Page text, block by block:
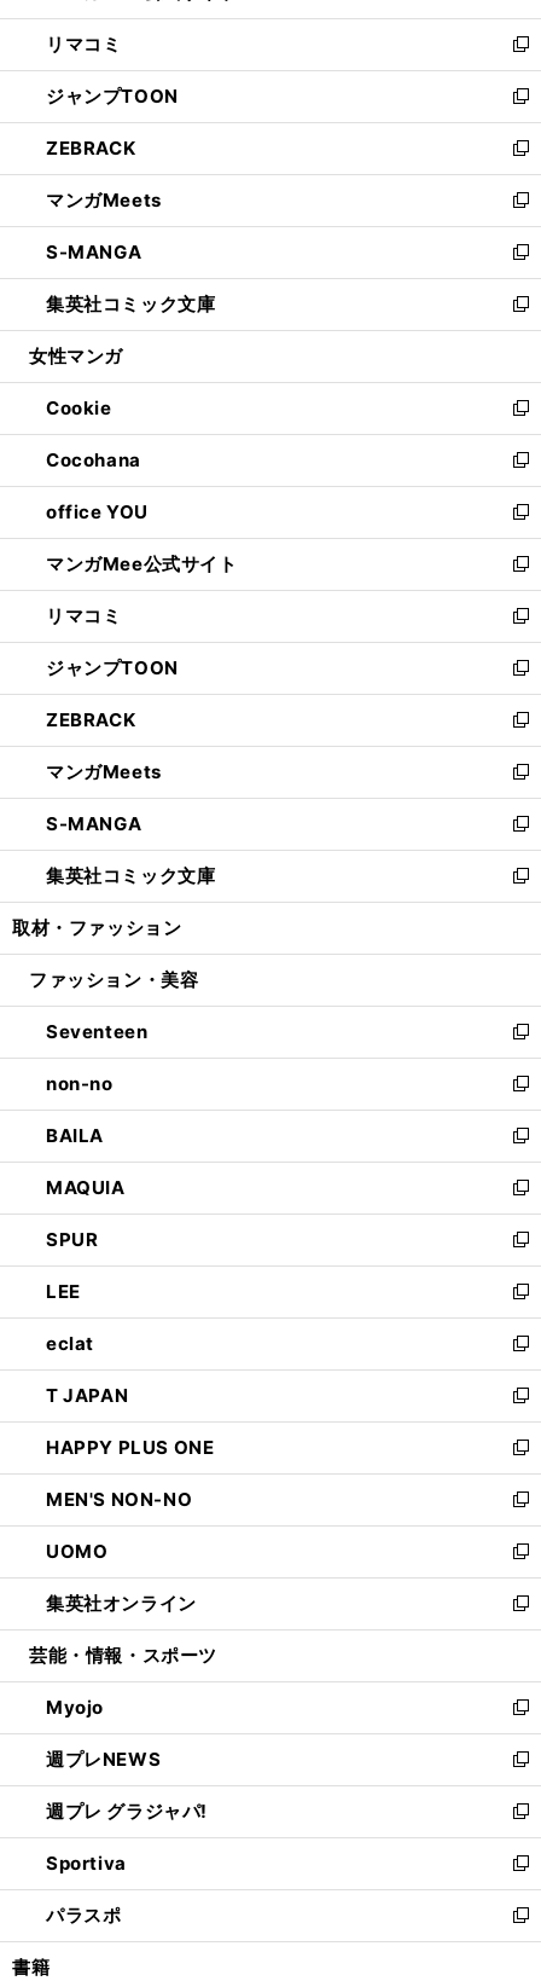
ウ
で
開
く
ン
ド
ウ
で
開
く
ウ
ィ
ン
ド
ウ
で
開
く
し
い
ウ
ィ
ン
ド
ウ
で
開
く
リマコミ
新
し
い
ウ
ィ
ン
ド
ウ
で
開
く
ジャンプTOON
新
し
い
ウ
ィ
ン
ド
ウ
で
開
ZEBRACK
新
し
い
ウ
ィ
ン
ド
ウ
開
く
マンガMeets
新
し
い
ウ
ィ
ン
ウ
で
開
く
S-MANGA
新
し
い
ウ
ン
ド
ウ
で
開
く
集英社コミック文庫
新
し
ウ
ィ
ン
ド
ウ
で
開
く
女性マンガ
Cookie
新
し
い
ウ
ィ
ン
ド
ウ
で
開
く
Cocohana
新
し
い
ウ
ィ
ン
ド
ウ
で
開
く
office YOU
新
し
い
ウ
ィ
ン
ド
ウ
で
開
く
マンガMee公式サイト
新
し
い
ウ
ィ
ン
ド
ウ
で
開
く
リマコミ
新
し
い
ウ
ィ
ン
ド
ウ
で
開
く
ジャンプTOON
新
し
い
ウ
ィ
ン
ド
ウ
で
開
ZEBRACK
新
し
い
ウ
ィ
ン
ド
ウ
開
マンガMeets
新
し
い
ウ
ィ
ン
ウ
開
く
S-MANGA
新
し
い
ウ
ン
ウ
で
開
く
集英社コミック文庫
新
し
ウ
ン
ド
ウ
で
開
く
取材・ファッション
ファッション・美容
Seventeen
新
し
い
ウ
ィ
ン
ド
ウ
で
開
く
non-no
新
し
い
ウ
ィ
ン
ド
ウ
で
開
く
BAILA
新
し
い
ウ
ィ
ン
ド
ウ
で
開
く
MAQUIA
新
し
い
ウ
ィ
ン
ド
ウ
で
開
く
SPUR
新
し
い
ウ
ィ
ン
ド
ウ
で
開
く
LEE
新
し
い
ウ
ィ
ン
ド
ウ
で
開
く
eclat
新
し
い
ウ
ィ
ン
ド
ウ
で
開
く
T JAPAN
新
し
い
ウ
ィ
ン
ド
ウ
で
開
HAPPY PLUS ONE
新
し
い
ウ
ィ
ン
ド
ウ
開
く
MEN'S NON-NO
新
し
い
ウ
ィ
ン
ウ
で
開
く
UOMO
新
し
い
ウ
ン
ド
ウ
で
開
く
集英社オンライン
新
し
ウ
ィ
ン
ド
ウ
で
開
く
芸能・情報・スポーツ
Myojo
新
し
い
ウ
ィ
ン
ド
ウ
で
開
週プレNEWS
新
し
い
ウ
ィ
ン
ド
ウ
週プレ グラジャパ!
新
し
い
ウ
ィ
ン
Sportiva
新
し
い
ウ
パラスポ
新
し
書籍